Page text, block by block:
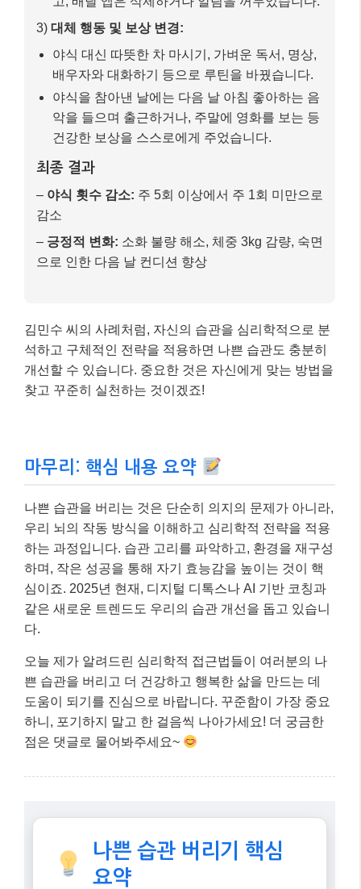
2)
실행 의도 설정 및 환경 재구성:
“만약 퇴근 후 허전함을 느끼면, 나는 바로 따뜻
한 차를 마시고 가벼운 스트레칭을 할 것이다.”
“만약 TV에서 야식 광고가 나오면, 나는 즉시 채
널을 돌리거나 잠시 자리에서 일어날 것이다.”
냉장고에 건강한 간식(과일, 견과류)만 비치하
고, 배달 앱은 삭제하거나 알림을 꺼두었습니다.
3) 대체 행동 및 보상 변경:
야식을 참아낸 날에는 다음 날 아침 좋아하는 음
악을 들으며 출근하거나, 주말에 영화를 보는 등
건강한 보상을 스스로에게 주었습니다.
최종 결과
–긍정적 변화:
소화 불량 해소, 체중 3kg 감량, 숙면
김민수 씨의 사례처럼, 자신의 습관을 심리학적으로 분
석하고 구체적인 전략을 적용하면 나쁜 습관도 충분히
개선할 수 있습니다. 중요한 것은 자신에게 맞는 방법을
찾고 꾸준히 실천하는 것이겠죠!
마무리: 핵심 내용 요약
나쁜 습관을 버리는 것은 단순히 의지의 문제가 아니라,
하는 과정입니다. 습관 고리를 파악하고, 환경을 재구성
심이죠. 2025년 현재, 디지털 디톡스나 AI 기반 코칭과
같은 새로운 트렌드도 우리의 습관 개선을 돕고 있습니